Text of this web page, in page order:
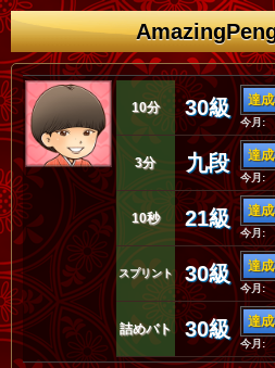
10分 30級 達
今月:
3分 九段 達
今月:
10秒 21級 達
今月:
スプリント 30級 達
今月:
詰めバト 30級 達
今月: